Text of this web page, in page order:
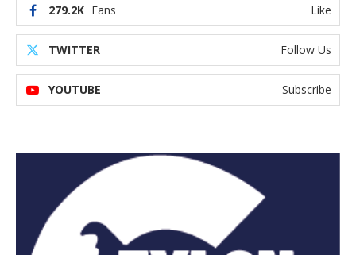
279.2K Fans Like
TWITTER Follow Us
YOUTUBE Subscribe